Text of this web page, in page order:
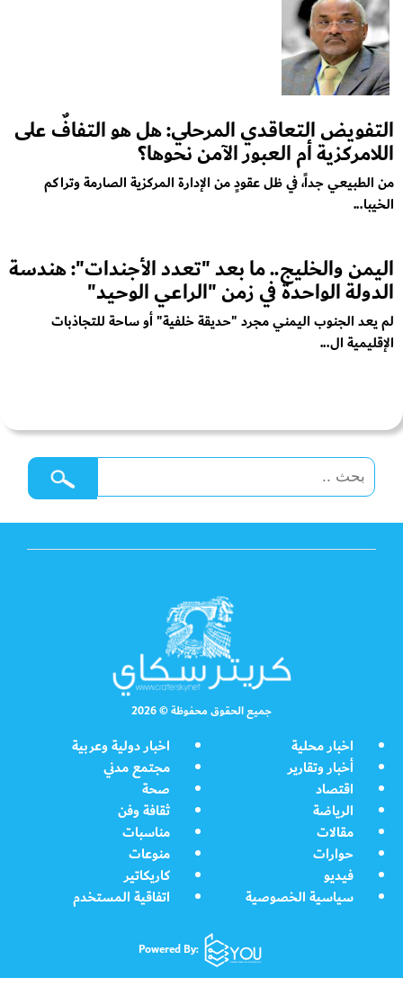
التفويض التعاقدي المرحلي: هل هو التفافٌ على
اللامركزية أم العبور الآمن نحوها؟
من الطبيعي جداً، في ظل عقودٍ من الإدارة المركزية الصارمة وتراكم
الخيبا...
اليمن والخليج.. ما بعد "تعدد الأجندات": هندسة
الدولة الواحدة في زمن "الراعي الوحيد"
لم يعد الجنوب اليمني مجرد "حديقة خلفية" أو ساحة للتجاذبات
الإقليمية ال...
جميع الحقوق محفوظة © 2026
اخبار محلية
اخبار دولية وعربية
أخبار وتقارير
مجتمع مدني
اقتصاد
صحة
الرياضة
ثقافة وفن
مقالات
مناسبات
حوارات
منوعات
فيديو
كاريكاتير
سياسية الخصوصية
اتفاقية المستخدم
Powered By: